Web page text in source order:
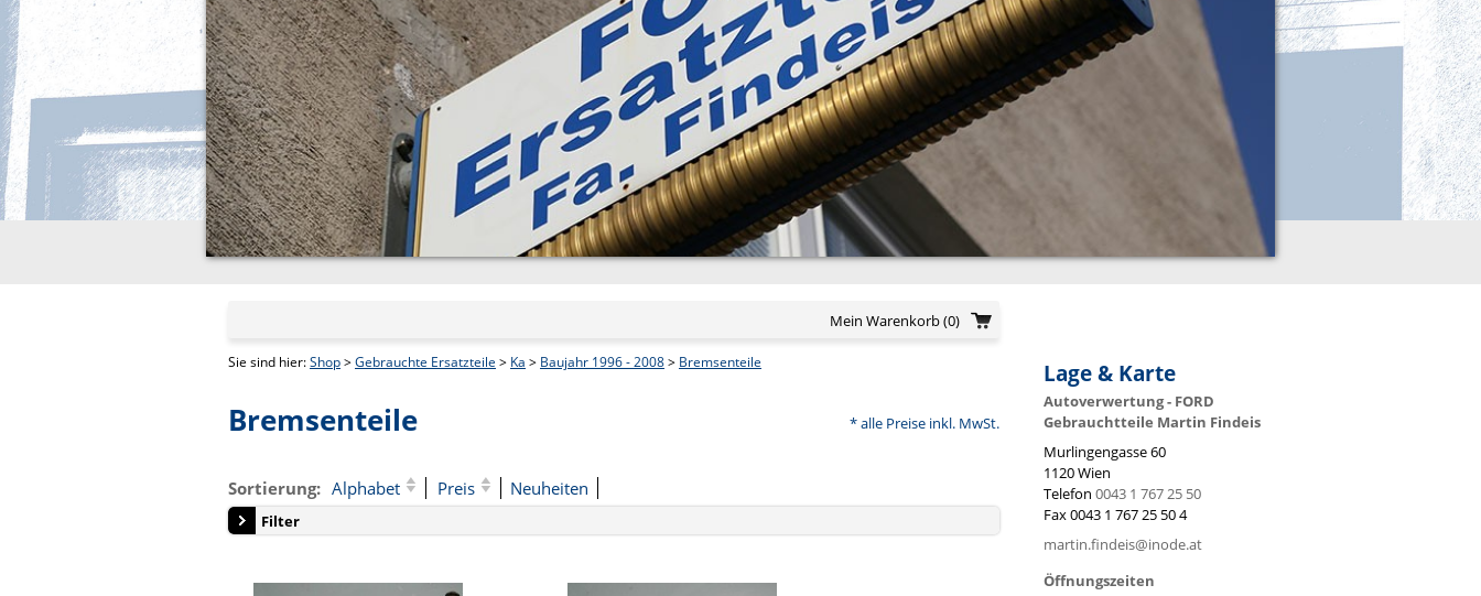
Lage & Karte
Autoverwertung - FORD
Gebrauchtteile Martin Findeis
Murlingengasse 60
1120Wien
Telefon 0043 1 767 25 50
Fax0043 1 767 25 50 4
martin.findeis@inode.at
Öffnungszeiten
Mein Warenkorb(0)
Sie sind hier:Shop>Gebrauchte Ersatzteile > Ka > Baujahr 1996 - 2008> Bremsenteile
Bremsenteile * alle Preise inkl. MwSt.
Sortierung: Alphabet Preis Neuheiten
Filter